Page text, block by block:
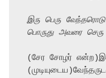
இரு பெரு வேந்தரொடு
பொருது அவரை
(சேர சோழர்